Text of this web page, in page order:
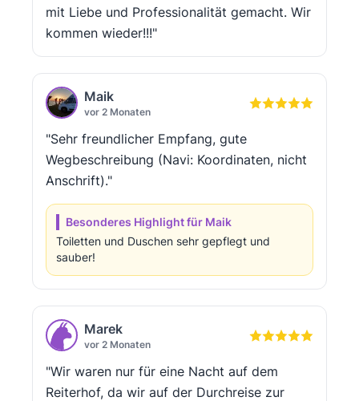
mit Liebe und Professionalität gemacht. Wir
kommen wieder!!!"
Maik
vor 2 Monaten
"Sehr freundlicher Empfang, gute
Wegbeschreibung (Navi: Koordinaten, nicht
Anschrift)."
Besonderes Highlight für Maik
Toiletten und Duschen sehr gepflegt und
sauber!
Marek
vor 2 Monaten
"Wir waren nur für eine Nacht auf dem
Reiterhof, da wir auf der Durchreise zur